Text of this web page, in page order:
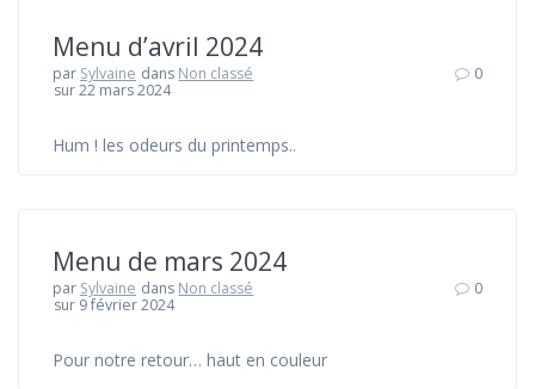
Menu d’avril 2024
par Sylvaine dans Non classé
sur 22 mars 2024
0
Hum ! les odeurs du printemps..
Menu de mars 2024
par Sylvaine dans Non classé
sur 9 février 2024
0
Pour notre retour… haut en couleur